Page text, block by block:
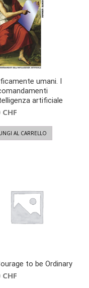
recente
umani. I
artificiale
CHF
AL CARRELLO
to be Ordinary
CHF